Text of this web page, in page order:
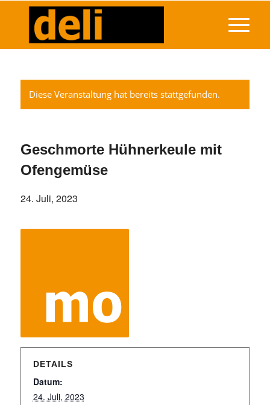
Diese Veranstaltung hat bereits stattgefunden.
Geschmorte Hühnerkeule mit
Ofengemüse
24. Juli, 2023
DETAILS
Datum:
24. Juli, 2023